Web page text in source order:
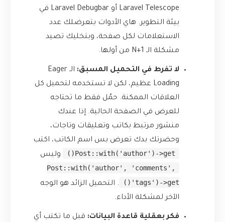
Laravel Telescope أو Laravel Debugbar في
بيئة التطوير. هاي الأدوات بتعرضلك عدد
الاستعلامات لكل صفحة، وبتخليك تصيد
مشكلة الـ N+1 من أولها.
لا تفرط في التحميل المسبق:
الـ Eager
Loading عظيم، لكن لا تستخدمه لتحميل كل
العلاقات الممكنة. حمّل فقط ما تحتاجه
للعرض في الصفحة الحالية. إذا عندك
منشور مرتبط بكاتب وتعليقات وتاجات،
وحضرتك بدك تعرض بس اسم الكاتب، اكتب
Post::with('author')->get()
وليس
Post::with('author', 'comments',
'tags')->get()
. التحميل الزائد هو الوجه
الآخر لمشكلة الأداء.
فكر بعقلية قاعدة البيانات: قبل ما تكتب أي